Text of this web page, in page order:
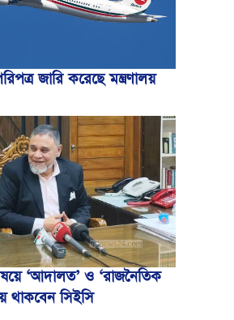
জারি করেছে মন্ত্রণালয়
‘আদালত’ ও ‘রাজনৈতিক
থাকবেন সিইসি